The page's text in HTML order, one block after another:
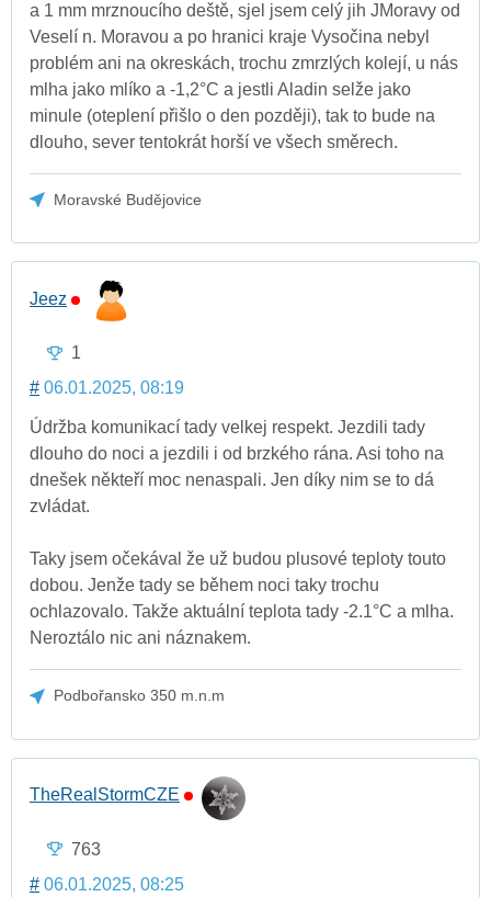
a 1 mm mrznoucího deště, sjel jsem celý jih JMoravy od
Veselí n. Moravou a po hranici kraje Vysočina nebyl
problém ani na okreskách, trochu zmrzlých kolejí, u nás
mlha jako mlíko a -1,2°C a jestli Aladin selže jako
minule (oteplení přišlo o den později), tak to bude na
dlouho, sever tentokrát horší ve všech směrech.
Moravské Budějovice
Jeez
1
# 06.01.2025, 08:19
Údržba komunikací tady velkej respekt. Jezdili tady
dlouho do noci a jezdili i od brzkého rána. Asi toho na
dnešek někteří moc nenaspali. Jen díky nim se to dá
zvládat.
Taky jsem očekával že už budou plusové teploty touto
dobou. Jenže tady se během noci taky trochu
ochlazovalo. Takže aktuální teplota tady -2.1°C a mlha.
Neroztálo nic ani náznakem.
Podbořansko 350 m.n.m
TheRealStormCZE
763
# 06.01.2025, 08:25